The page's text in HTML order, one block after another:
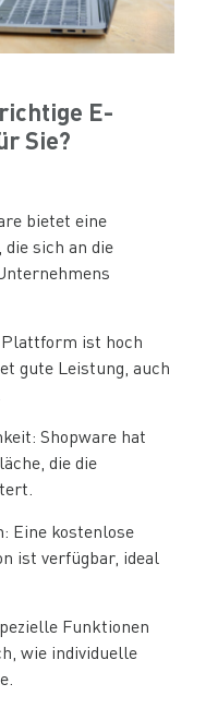
E-
Sie?
bietet eine
sich an die
ist hoch
gute Leistung, auch
Shopware hat
die die
Eine kostenlose
ist verfügbar, ideal
Funktionen
wie individuelle